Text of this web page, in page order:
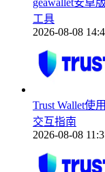
工具
2026-08-08
Trust Wallet使
交互指南
2026-08-08